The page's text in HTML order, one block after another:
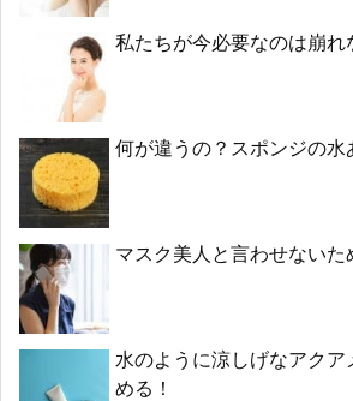
私たちが今必要なのは崩れ
何が違うの？スポンジの水
マスク美人と言わせないた
水のように涼しげなアク
める！